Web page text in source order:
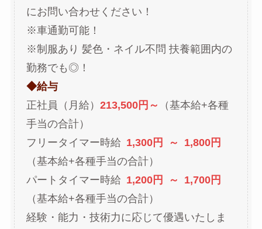
にお問い合わせください！
※車通勤可能！
※制服あり 髪色・ネイル不問 扶養範囲内の
勤務でも◎！
◆給与
正社員（月給） 213,500円～
（基本給+各種
手当の合計）
フリータイマー時給 1,300円 ～ 1,800円
（基本給+各種手当の合計）
パートタイマー時給 1,200円 ～ 1,700円
（基本給+各種手当の合計）
経験・能力・技術力に応じて優遇いたしま